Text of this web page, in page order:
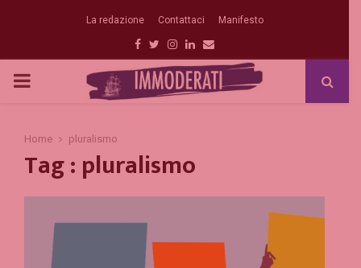
La redazione Contattaci Manifesto
Facebook
Twitter
Instagram
Linkedin
Email
PRIMARY
Home pluralismo
Tag : pluralismo